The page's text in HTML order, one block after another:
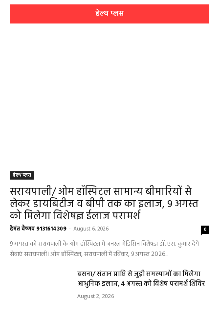
हेल्थ प्लस
हेल्थ प्लस
सरायपाली/ ओम हॉस्पिटल सामान्य बीमारियों से
लेकर डायबिटीज व बीपी तक का इलाज, 9 अगस्त
को मिलेगा विशेषज्ञ ईलाज परामर्श
हेमंत वैष्णव 9131614309 - August 6, 2026 0
9 अगस्त को सरायपाली के ओम हॉस्पिटल में जनरल मेडिसिन विशेषज्ञ डॉ. एस. कुमार देंगे
सेवाएं सरायपाली। ओम हॉस्पिटल, सरायपाली में रविवार, 9 अगस्त 2026...
बसना/ संतान प्राप्ति से जुड़ी समस्याओं का मिलेगा
आधुनिक इलाज, 4 अगस्त को विशेष परामर्श शिविर
August 2, 2026